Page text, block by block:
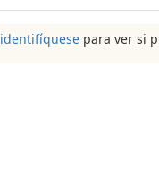
identifíquese para ver si